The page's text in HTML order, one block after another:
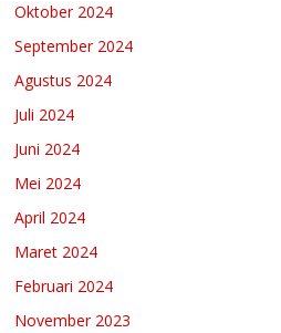
Oktober 2024
September 2024
Agustus 2024
Juli 2024
Juni 2024
Mei 2024
April 2024
Maret 2024
Februari 2024
November 2023